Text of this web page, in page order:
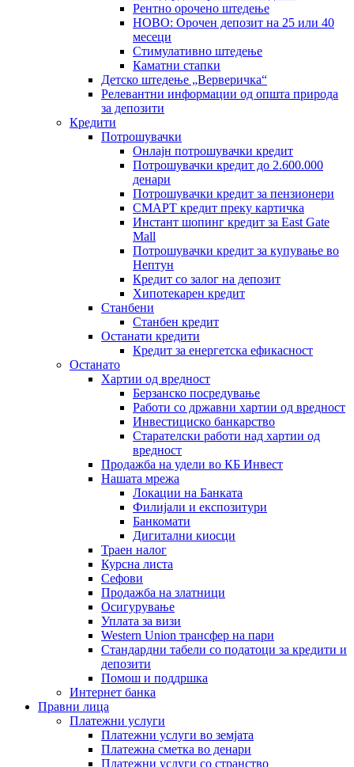
Рентно орочено штедење
НОВО: Орочен депозит на 25 или 40
месеци
Стимулативно штедење
Каматни стапки
Детско штедење „Верверичка“
Релевантни информации од општа природа
за депозити
Кредити
Потрошувачки
Онлајн потрошувачки кредит
Потрошувачки кредит до 2.600.000
денари
Потрошувачки кредит за пензионери
СМАРТ кредит преку картичка
Инстант шопинг кредит за East Gate
Mall
Потрошувачки кредит за купување во
Нептун
Кредит со залог на депозит
Хипотекарен кредит
Станбени
Станбен кредит
Останати кредити
Кредит за енергетска ефикасност
Останато
Хартии од вредност
Берзанско посредување
Работи со државни хартии од вредност
Инвестициско банкарство
Старателски работи над хартии од
вредност
Продажба на удели во КБ Инвест
Нашата мрежа
Локации на Банката
Филијали и експозитури
Банкомати
Дигитални киосци
Траен налог
Курсна листа
Сефови
Продажба на златници
Осигурување
Уплата за визи
Western Union трансфер на пари
Стандардни табели со податоци за кредити и
депозити
Помош и поддршка
Интернет банка
Правни лица
Платежни услуги
Платежни услуги во земјата
Платежна сметка во денари
Платежни услуги со странство